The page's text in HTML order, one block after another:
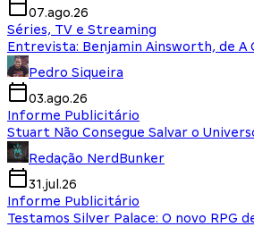
07.ago.26
Séries, TV e Streaming
Entrevista: Benjamin Ainsworth, de A
Pedro Siqueira
03.ago.26
Informe Publicitário
Stuart Não Consegue Salvar o
Redação NerdBunker
31.jul.26
Informe Publicitário
Testamos Silver Palace: O novo RPG